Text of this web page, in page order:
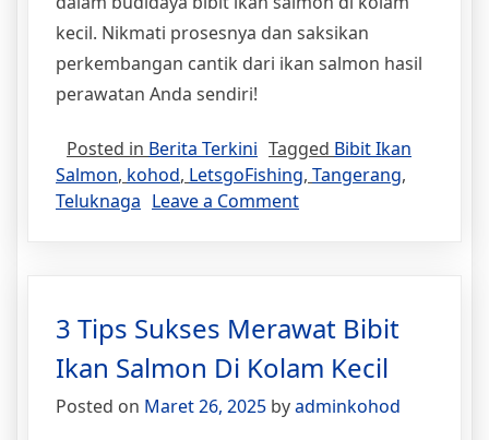
kecil. Nikmati prosesnya dan saksikan
perkembangan cantik dari ikan salmon hasil
perawatan Anda sendiri!
Posted in Berita Terkini Tagged Bibit Ikan
Salmon, kohod, LetsgoFishing, Tangerang,
Teluknaga Leave a Comment
3 Tips Sukses Merawat Bibit
Ikan Salmon Di Kolam Kecil
Posted on Maret 26, 2025 byadminkohod